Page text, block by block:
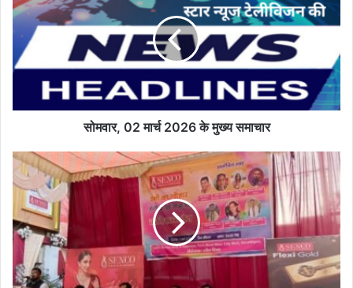
मार्च
2026
मुख्य
समाचार
सोमवार, 02 मार्च 2026 के मुख्य समाचार
उत्तर
प्रदेश
सेंको
की
तरफ
से
होली
के